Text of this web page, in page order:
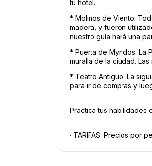
tu hotel.
* Molinos de Viento:
madera, y fueron
nuestro guía hará una
* Puerta de Myndos: La
muralla de la ciudad.
* Teatro Antiguo: La
para ir de compras y
Practica tus habilidades
· TARIFAS: Precios por